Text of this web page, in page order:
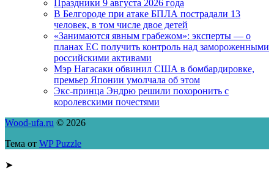
Праздники 9 августа 2026 года
В Белгороде при атаке БПЛА пострадали 13
человек, в том числе двое детей
«Занимаются явным грабежом»: эксперты — о
планах ЕС получить контроль над замороженными
российскими активами
Мэр Нагасаки обвинил США в бомбардировке,
премьер Японии умолчала об этом
Экс-принца Эндрю решили похоронить с
королевскими почестями
Wood-ufa.ru © 2026
Тема от WP Puzzle
➤